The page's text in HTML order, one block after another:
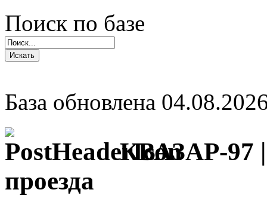
Поиск по базе
База обновлена
КВАЗАР-97
проезда